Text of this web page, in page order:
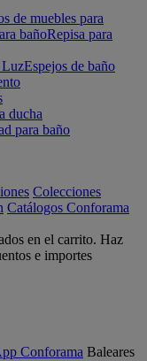
de muebles para
bañoRepisa para
LuzEspejos de baño
ducha
para baño
Colecciones
Catálogos Conforama
en el carrito. Haz
e importes
Conforama Baleares